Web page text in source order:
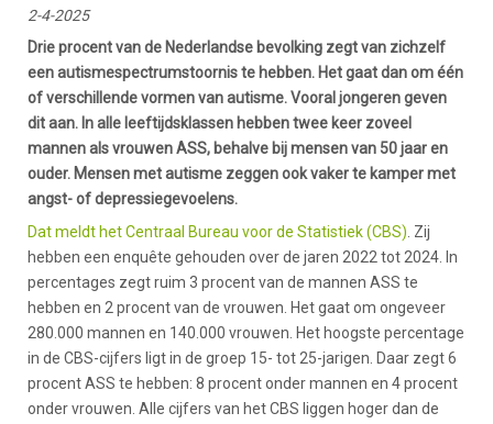
2-4-2025
Drie procent van de Nederlandse bevolking zegt van zichzelf
een autismespectrumstoornis te hebben. Het gaat dan om één
of verschillende vormen van autisme. Vooral jongeren geven
dit aan. In alle leeftijdsklassen hebben twee keer zoveel
mannen als vrouwen ASS, behalve bij mensen van 50 jaar en
ouder. Mensen met autisme zeggen ook vaker te kamper met
angst- of depressiegevoelens.
Dat meldt het Centraal Bureau voor de Statistiek (CBS) . Zij
hebben een enquête gehouden over de jaren 2022 tot 2024. In
percentages zegt ruim 3 procent van de mannen ASS te
hebben en 2 procent van de vrouwen. Het gaat om ongeveer
280.000 mannen en 140.000 vrouwen. Het hoogste percentage
in de CBS-cijfers ligt in de groep 15- tot 25-jarigen. Daar zegt 6
procent ASS te hebben: 8 procent onder mannen en 4 procent
onder vrouwen. Alle cijfers van het CBS liggen hoger dan de